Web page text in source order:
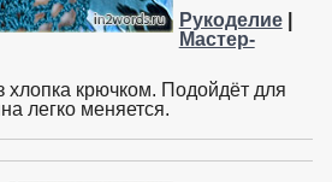
Рукоделие|
Мастер-
крючком. Подойдёт для
легко меняется.